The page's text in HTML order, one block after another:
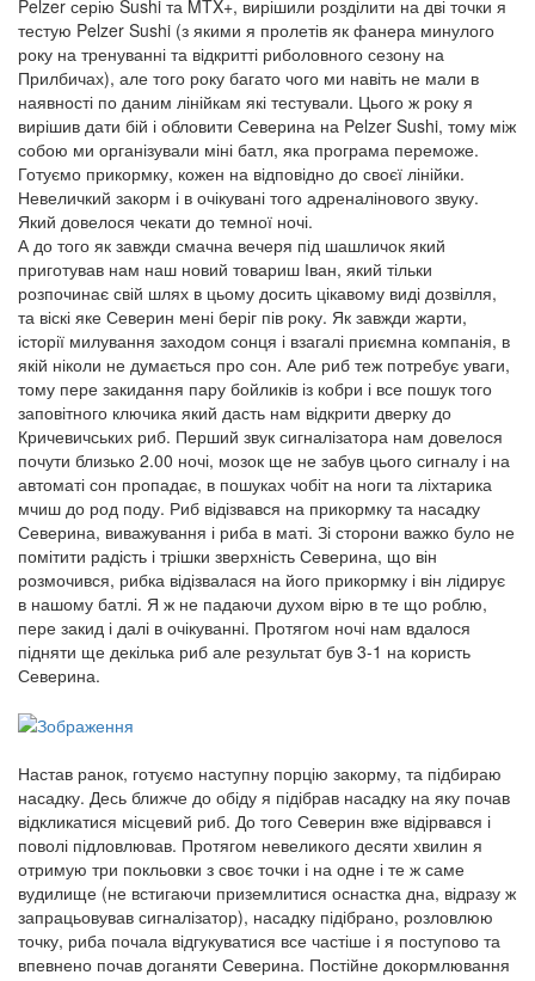
Pelzer серію Sushi та MTX+, вирішили розділити на дві точки я
тестую Pelzer Sushi (з якими я пролетів як фанера минулого
року на тренуванні та відкритті риболовного сезону на
Прилбичах), але того року багато чого ми навіть не мали в
наявності по даним лінійкам які тестували. Цього ж року я
вирішив дати бій і обловити Северина на Pelzer Sushi, тому між
собою ми організували міні батл, яка програма переможе.
Готуємо прикормку, кожен на відповідно до своєї лінійки.
Невеличкий закорм і в очікувані того адреналінового звуку.
Який довелося чекати до темної ночі.
А до того як завжди смачна вечеря під шашличок який
приготував нам наш новий товариш Іван, який тільки
розпочинає свій шлях в цьому досить цікавому виді дозвілля,
та віскі яке Северин мені беріг пів року. Як завжди жарти,
історії милування заходом сонця і взагалі приємна компанія, в
якій ніколи не думається про сон. Але риб теж потребує уваги,
тому пере закидання пару бойликів із кобри і все пошук того
заповітного ключика який дасть нам відкрити дверку до
Кричевичських риб. Перший звук сигналізатора нам довелося
почути близько 2.00 ночі, мозок ще не забув цього сигналу і на
автоматі сон пропадає, в пошуках чобіт на ноги та ліхтарика
мчиш до род поду. Риб відізвався на прикормку та насадку
Северина, виважування і риба в маті. Зі сторони важко було не
помітити радість і трішки зверхність Северина, що він
розмочився, рибка відізвалася на його прикормку і він лідирує
в нашому батлі. Я ж не падаючи духом вірю в те що роблю,
пере закид і далі в очікуванні. Протягом ночі нам вдалося
підняти ще декілька риб але результат був 3-1 на користь
Северина.
Настав ранок, готуємо наступну порцію закорму, та підбираю
насадку. Десь ближче до обіду я підібрав насадку на яку почав
відкликатися місцевий риб. До того Северин вже відірвався і
поволі підловлював. Протягом невеликого десяти хвилин я
отримую три покльовки з своє точки і на одне і те ж саме
вудилище (не встигаючи приземлитися оснастка дна, відразу ж
запрацьовував сигналізатор), насадку підібрано, розловлюю
точку, риба почала відгукуватися все частіше і я поступово та
впевнено почав доганяти Северина. Постійне докормлювання